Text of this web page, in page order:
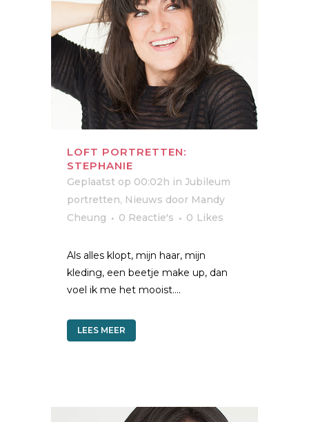
LOFT PORTRETTEN:
STEPHANIE
Geplaatst op 00:02h in Jubileum
portretten, Nieuws door Mandy
Cheung
0 Reactie's 0 Likes
Als alles klopt, mijn haar, mijn
kleding, een beetje make up, dan
voel ik me het mooist....
LEES MEER